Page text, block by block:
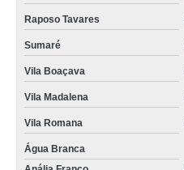
Raposo Tavares
Sumaré
Vila Boaçava
Vila Madalena
Vila Romana
Água Branca